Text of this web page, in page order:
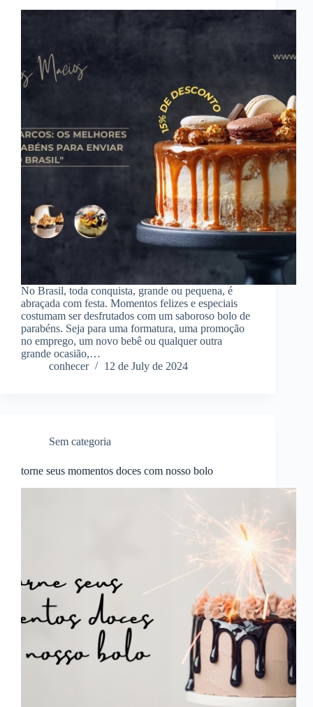
No Brasil, toda conquista, grande ou pequena, é
abraçada com festa. Momentos felizes e especiais
costumam ser desfrutados com um saboroso bolo de
parabéns. Seja para uma formatura, uma promoção
no emprego, um novo bebê ou qualquer outra
grande ocasião,…
conhecer
12 de July de 2024
Sem categoria
torne seus momentos doces com nosso bolo